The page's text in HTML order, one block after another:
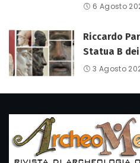
6 Agosto
Riccardo
Statua B
3 Agosto